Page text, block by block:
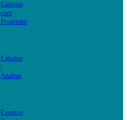
Estórias
com
Propósito
Estudos
/
Análise
Eventos